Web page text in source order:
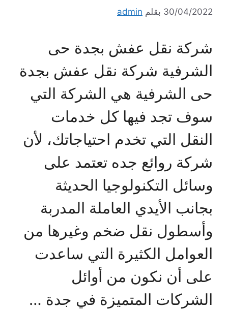
30/04/2022 بقلم admin
شركة نقل عفش بجدة حى
الشرفية شركة نقل عفش بجدة
حى الشرفية هي الشركة التي
سوف تجد فيها كل خدمات
النقل التي تخدم احتياجاتك، لأن
شركة روائع جده تعتمد على
وسائل التكنولوجيا الحديثة
بجانب الأيدي العاملة المدربة
وأسطول نقل ضخم وغيرها من
العوامل الكثيرة التي ساعدت
على أن نكون من أوائل
الشركات المتميزة في جدة …